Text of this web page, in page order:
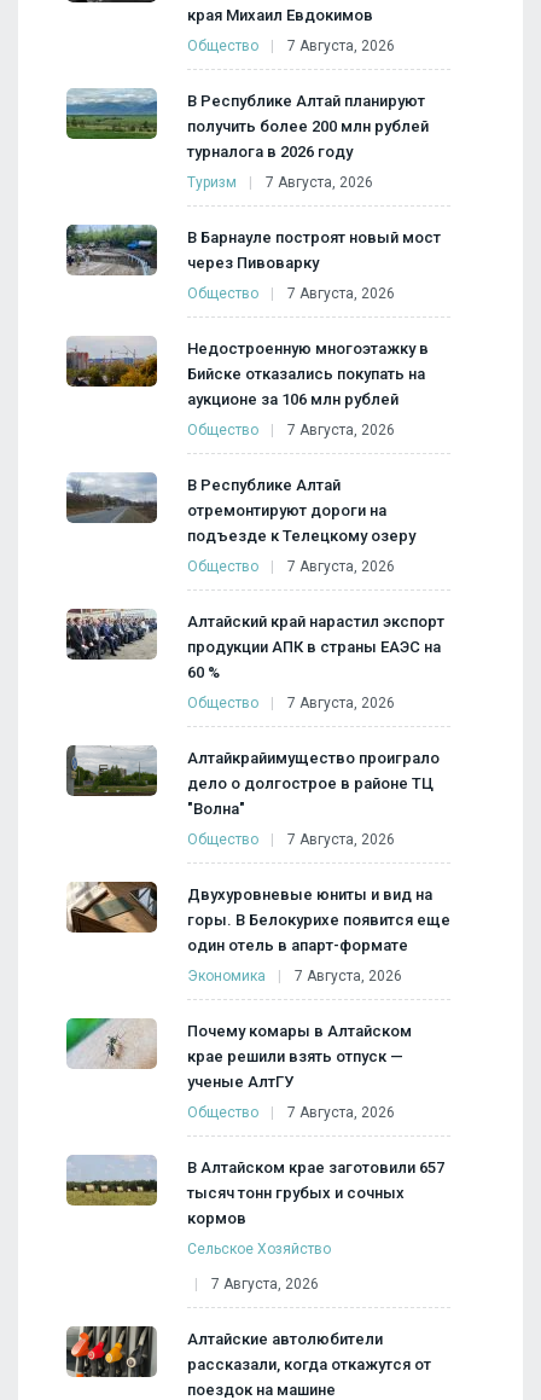
края Михаил Евдокимов
Общество 7 Августа, 2026
В Республике Алтай планируют
получить более 200 млн рублей
турналога в 2026 году
Туризм 7 Августа, 2026
В Барнауле построят новый мост
через Пивоварку
Общество 7 Августа, 2026
Недостроенную многоэтажку в
Бийске отказались покупать на
аукционе за 106 млн рублей
Общество 7 Августа, 2026
В Республике Алтай
отремонтируют дороги на
подъезде к Телецкому озеру
Общество 7 Августа, 2026
Алтайский край нарастил экспорт
продукции АПК в страны ЕАЭС на
60 %
Общество 7 Августа, 2026
Алтайкрайимущество проиграло
дело о долгострое в районе ТЦ
"Волна"
Общество 7 Августа, 2026
Двухуровневые юниты и вид на
горы. В Белокурихе появится еще
один отель в апарт-формате
Экономика 7 Августа, 2026
Почему комары в Алтайском
крае решили взять отпуск —
ученые АлтГУ
Общество 7 Августа, 2026
В Алтайском крае заготовили 657
тысяч тонн грубых и сочных
кормов
Сельское Хозяйство
7 Августа, 2026
Алтайские автолюбители
рассказали, когда откажутся от
поездок на машине